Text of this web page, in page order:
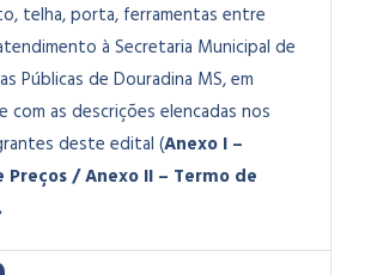
telha, porta, ferramentas entre
à Secretaria Municipal de
Públicas de Douradina MS, em
com as descrições elencadas nos
deste edital (Anexo I –
Preços / Anexo II – Termo de
.